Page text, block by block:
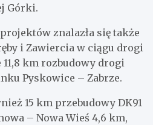
Górki.
znalazła się także
i Zawiercia w ciągu drogi
km rozbudowy drogi
Pyskowice – Zabrze.
15 km przebudowy DK91
– Nowa Wieś 4,6 km,